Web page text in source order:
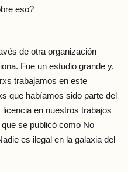
eso?
de otra organización
Fue un estudio grande y,
trabajamos en este
que habíamos sido parte del
en nuestros trabajos
se publicó como No
es ilegal en la galaxia del